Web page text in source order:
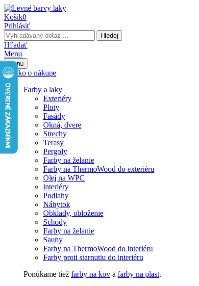
Košík0
Prihlásiť
Hledej
Hľadať
Menu
Menu
Všetko o nákupe
Farby a laky
Exteriéry
Ploty
Fasády
Okná, dvere
Strechy
Terasy
Pergoly
Farby na želanie
Farby na ThermoWood do exteriéru
Olej na WPC
interiéry
Podlahy
Nábytok
Obklady, obloženie
Schody
Farby na želanie
Sauny
Farby na ThermoWood do interiéru
Farby proti starnutiu do interiéru
Ponúkame tiež farby na kov a farby na plast.